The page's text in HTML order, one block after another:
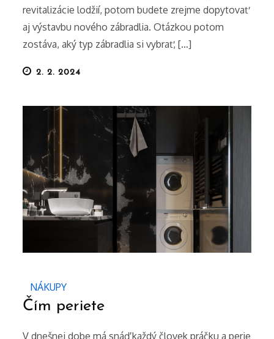
revitalizácie lodžií, potom budete zrejme dopytovať
aj výstavbu nového zábradlia. Otázkou potom
zostáva, aký typ zábradlia si vybrať, […]
Posted
2. 2. 2024
NÁKUPY
Čím periete
V dnešnej dobe má snáď každý človek práčku a perie